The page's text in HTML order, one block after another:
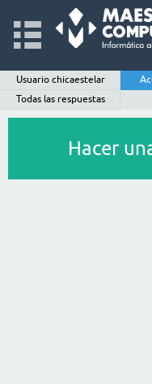
Usuario chicaestelar
Todas las respuestas
Hacer